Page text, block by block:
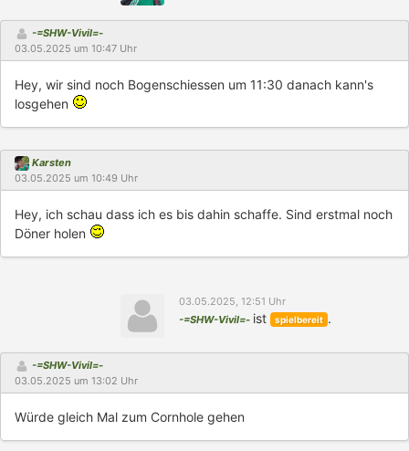
-=SHW-Vivil=-
03.05.2025 um 10:47 Uhr
Hey, wir sind noch Bogenschiessen um 11:30 danach kann's
losgehen
Karsten
03.05.2025 um 10:49 Uhr
Hey, ich schau dass ich es bis dahin schaffe. Sind erstmal noch
Döner holen
03.05.2025, 12:51 Uhr
-=SHW-Vivil=- ist spielbereit .
-=SHW-Vivil=-
03.05.2025 um 13:02 Uhr
Würde gleich Mal zum Cornhole gehen